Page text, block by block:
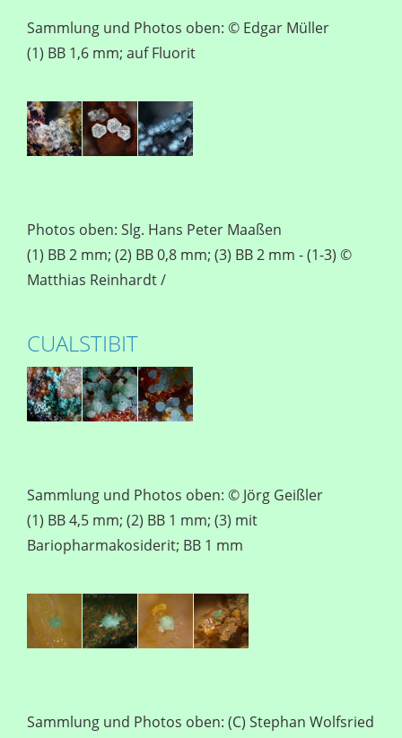
Sammlung und Photos oben: © Edgar Müller
(1) BB 1,6 mm; auf Fluorit
Photos oben: Slg. Hans Peter Maaßen
(1) BB 2 mm; (2) BB 0,8 mm; (3) BB 2 mm - (1-3) ©
Matthias Reinhardt /
CUALSTIBIT
Sammlung und Photos oben: © Jörg Geißler
(1) BB 4,5 mm; (2) BB 1 mm; (3) mit
Bariopharmakosiderit; BB 1 mm
Sammlung und Photos oben: (C) Stephan Wolfsried